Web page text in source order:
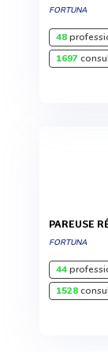
FORTUNA
48
1697
PAREUSE
FORTUNA
44
1528